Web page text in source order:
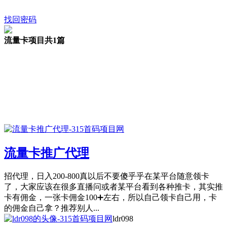
找回密码
流量卡项目 共1篇
流量卡推广代理
招代理，日入200-800真以后不要傻乎乎在某平台随意领卡
了，大家应该在很多直播问或者某平台看到各种推卡，其实推
卡有佣金，一张卡佣金100➕左右，所以自己领卡自己用，卡
的佣金自己拿？推荐别人...
ldr098